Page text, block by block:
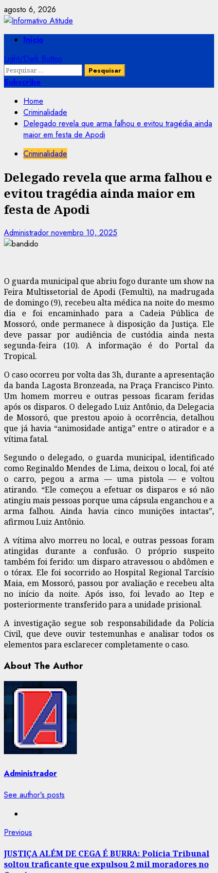
Skip
to
content
agosto 6, 2026
PrimaryInício
Light/Dark Button
Pesquisar
por:
Subscribe
Home
Criminalidade
Delegado revela que arma falhou e evitou tragédia ainda
maior em festa de Apodi
Criminalidade
Delegado revela que arma falhou e
evitou tragédia ainda maior em
festa de Apodi
Administrador novembro 10, 2025
O guarda municipal que abriu fogo durante um show na
Feira Multissetorial de Apodi (Femulti), na madrugada
de domingo (9), recebeu alta médica na noite do mesmo
dia e foi encaminhado para a Cadeia Pública de
Mossoró, onde permanece à disposição da Justiça. Ele
deve passar por audiência de custódia ainda nesta
segunda-feira (10). A informação é do Portal da
Tropical.
O caso ocorreu por volta das 3h, durante a apresentação
da banda Lagosta Bronzeada, na Praça Francisco Pinto.
Um homem morreu e outras pessoas ficaram feridas
após os disparos. O delegado Luiz Antônio, da Delegacia
de Mossoró, que prestou apoio à ocorrência, detalhou
que já havia “animosidade antiga” entre o atirador e a
vítima fatal.
Segundo o delegado, o guarda municipal, identificado
como Reginaldo Mendes de Lima, deixou o local, foi até
o carro, pegou a arma — uma pistola — e voltou
atirando. “Ele começou a efetuar os disparos e só não
atingiu mais pessoas porque uma cápsula enganchou e a
arma falhou. Ainda havia cinco munições intactas”,
afirmou Luiz Antônio.
A vítima alvo morreu no local, e outras pessoas foram
atingidas durante a confusão. O próprio suspeito
também foi ferido: um disparo atravessou o abdômen e
o tórax. Ele foi socorrido ao Hospital Regional Tarcísio
Maia, em Mossoró, passou por avaliação e recebeu alta
no início da noite. Após isso, foi levado ao Itep e
posteriormente transferido para a unidade prisional.
A investigação segue sob responsabilidade da Polícia
Civil, que deve ouvir testemunhas e analisar todos os
elementos para esclarecer completamente o caso.
About The Author
Administrador
See author's posts
Post
navigation
Previous
JUSTIÇA ALÉM DE CEGA É BURRA: Polícia Tribunal
soltou traficante que expulsou 2 mil moradores no